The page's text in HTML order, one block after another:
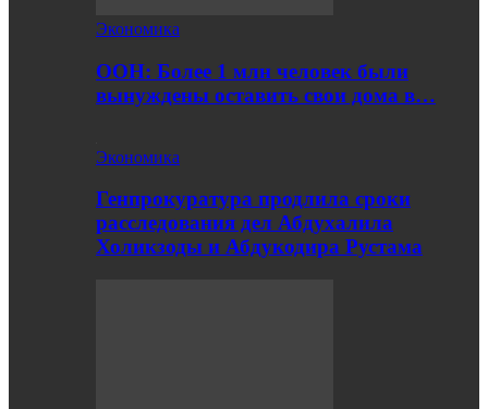
Экономика
ООН: Более 1 млн человек были
вынуждены оставить свои дома в…
Экономика
Генпрокуратура продлила сроки
расследования дел Абдухалила
Холикзоды и Абдукодира Рустама